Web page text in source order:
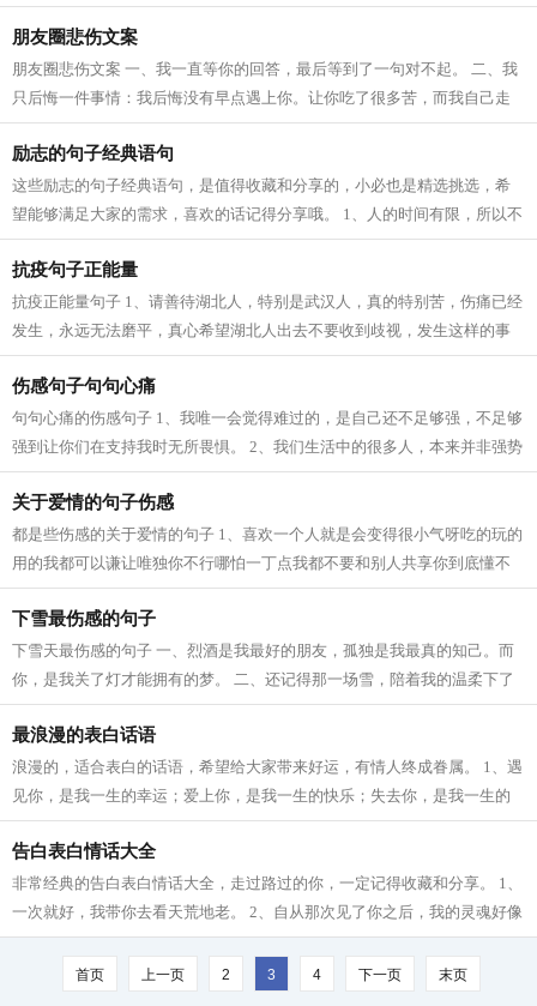
未来。分开以后，未来有一万种可能...
朋友圈悲伤文案
朋友圈悲伤文案 一、我一直等你的回答，最后等到了一句对不起。 二、我
只后悔一件事情：我后悔没有早点遇上你。让你吃了很多苦，而我自己走
了许多冤枉路。 三、你被我烙印在心...
励志的句子经典语句
这些励志的句子经典语句，是值得收藏和分享的，小必也是精选挑选，希
望能够满足大家的需求，喜欢的话记得分享哦。 1、人的时间有限，所以不
要为别人而活，勇敢地去追求自己的...
抗疫句子正能量
抗疫正能量句子 1、请善待湖北人，特别是武汉人，真的特别苦，伤痛已经
发生，永远无法磨平，真心希望湖北人出去不要收到歧视，发生这样的事
不是湖北人所愿意的，最难的也是他...
伤感句子句句心痛
句句心痛的伤感句子 1、我唯一会觉得难过的，是自己还不足够强，不足够
强到让你们在支持我时无所畏惧。 2、我们生活中的很多人，本来并非强势
之人，是你的软弱激发了他的强势；...
关于爱情的句子伤感
都是些伤感的关于爱情的句子 1、喜欢一个人就是会变得很小气呀吃的玩的
用的我都可以谦让唯独你不行哪怕一丁点我都不要和别人共享你到底懂不
懂啊。 2、熟悉了自然没什么大不了。...
下雪最伤感的句子
下雪天最伤感的句子 一、烈酒是我最好的朋友，孤独是我最真的知己。而
你，是我关了灯才能拥有的梦。 二、还记得那一场雪，陪着我的温柔下了
一夜，盼不到花开的季节，把所有热...
最浪漫的表白话语
浪漫的，适合表白的话语，希望给大家带来好运，有情人终成眷属。 1、遇
见你，是我一生的幸运；爱上你，是我一生的快乐；失去你，是我一生的
遗憾；没有你，无法感受心灵的震撼...
告白表白情话大全
非常经典的告白表白情话大全，走过路过的你，一定记得收藏和分享。 1、
一次就好，我带你去看天荒地老。 2、自从那次见了你之后，我的灵魂好像
被你摄去了一般，你的影子，占据了...
首页 上一页 2 3 4 下一页 末页